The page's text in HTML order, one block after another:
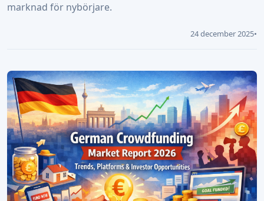
marknad för nybörjare.
24 december 2025•